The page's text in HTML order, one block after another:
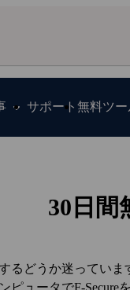
サポート 無料ツー
30日
るどうか迷ってい
ピュータで